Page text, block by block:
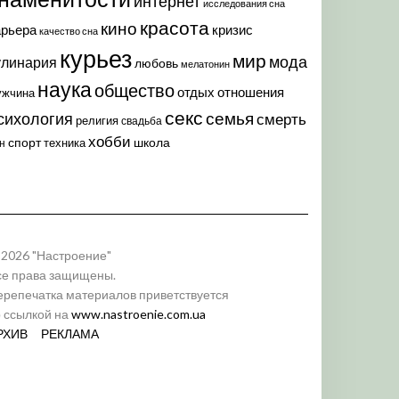
исследования сна
качество сна кино красота кризис
курьез любовь мелатонин мир мода
наукаобществоотдых отношения
религия свадьба секссемья смерть
спорттехникахобби школа
"Настроение"
права защищены.
материалов приветствуется
ссылкой на www.nastroenie.com.ua
РЕКЛАМА